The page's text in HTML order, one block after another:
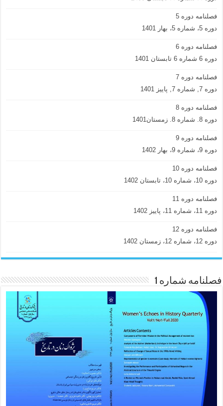
فصلنامه دوره 5
دوره 5، شماره 5، بهار 1401
فصلنامه دوره 6
دوره 6 شماره 6 تابستان 1401
فصلنامه دوره 7
دوره 7, شماره 7, پاییز 1401
فصلنامه دوره 8
دوره 8. شماره 8. زمستان1401
فصلنامه دوره 9
دوره 9، شماره 9، بهار 1402
فصلنامه دوره 10
دوره 10، شماره 10، تابستان 1402
فصلنامه دوره 11
دوره 11، شماره 11، پاییز 1402
فصلنامه دوره 12
دوره 12، شماره 12، زمستان 1402
فصلنامه شماره 1